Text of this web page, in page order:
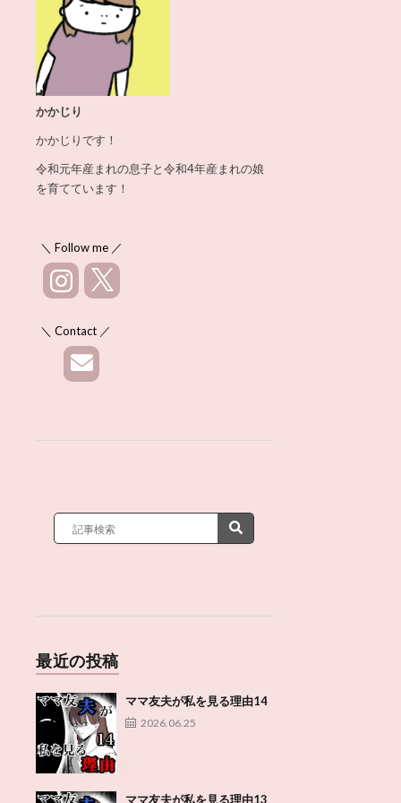
かかじり
かかじりです！
令和元年産まれの息子と令和4年産まれの娘
を育てています！
＼ Follow me ／
＼ Contact ／
最近の投稿
ママ友夫が私を見る理由14
2026.06.25
ママ友夫が私を見る理由13